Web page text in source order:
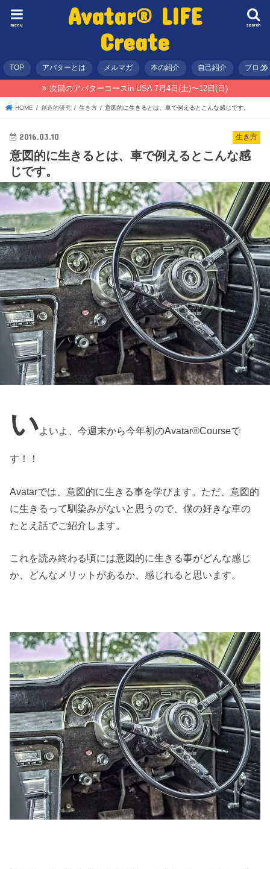
Avatar® LIFE
Create
search
menu
TOP アバターとは メルマガ 本の紹介 自己紹介 ブログ
次回のアバターコースin USA 7月4日(土)〜12日(日)
HOME 創造的研究 生き方 意図的に生きるとは、車で例えるとこんな感じです。
生き方
2016.03.10
意図的に生きるとは、車で例えるとこんな感
じです。
いよいよ、今週末から今年初のAvatar®︎Courseで
す！！
Avatarでは、意図的に生きる事を学びます。ただ、意図的
に生きるって馴染みがないと思うので、僕の好きな車の
たとえ話でご紹介します。
これを読み終わる頃には意図的に生きる事がどんな感じ
か、どんなメリットがあるか、感じれると思います。